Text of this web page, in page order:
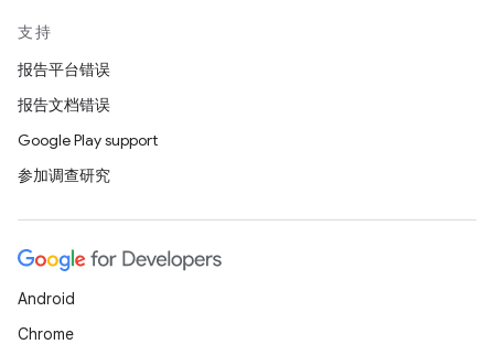
支持
报告平台错误
报告文档错误
Google Play support
参加调查研究
Android
Chrome